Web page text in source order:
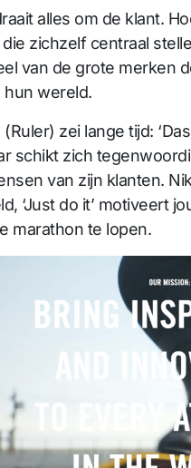
alles om de klant.
zichzelf centraal
van de grote merken
hun wereld.
zei lange tijd:
schikt zich
van zijn klanten.
‘Just do it’ motiveert
marathon te lopen.